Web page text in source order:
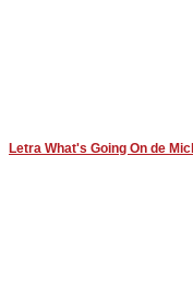
Letra What's Going On de